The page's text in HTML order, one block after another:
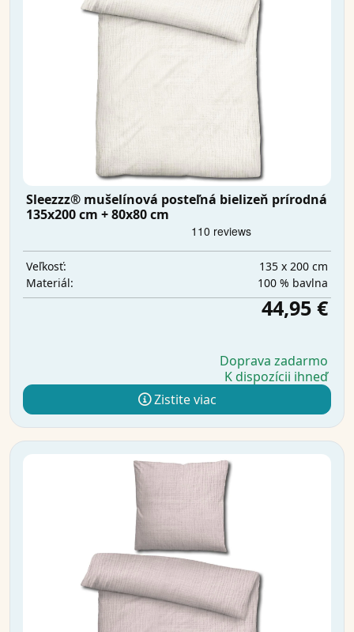
Sleezzz® mušelínová posteľná bielizeň prírodná
135x200 cm + 80x80 cm
Veľkosť:
135 x 200 cm
Materiál:
100 % bavlna
44,95 €
Doprava zadarmo
K dispozícii ihneď
Zistite viac